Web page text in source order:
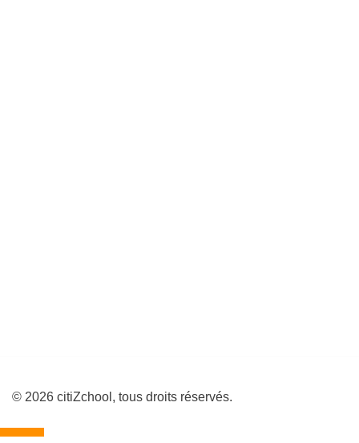
© 2026 citiZchool, tous droits réservés.